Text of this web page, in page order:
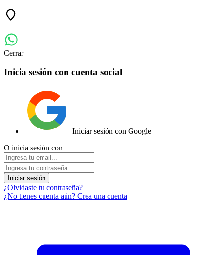
Cerrar
Inicia sesión con cuenta social
Iniciar sesión con Google
O inicia sesión con
Iniciar sesión
¿Olvidaste tu contraseña?
¿No tienes cuenta aún? Crea una cuenta